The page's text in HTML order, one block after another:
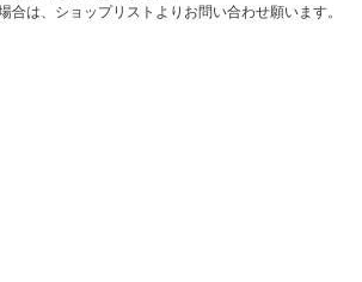
合は、 ショップリスト よりお問い合わせ願います。